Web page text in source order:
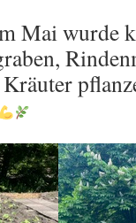
Mai wurde